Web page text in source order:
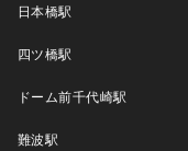
日本橋駅
四ツ橋駅
ドーム前千代崎駅
難波駅